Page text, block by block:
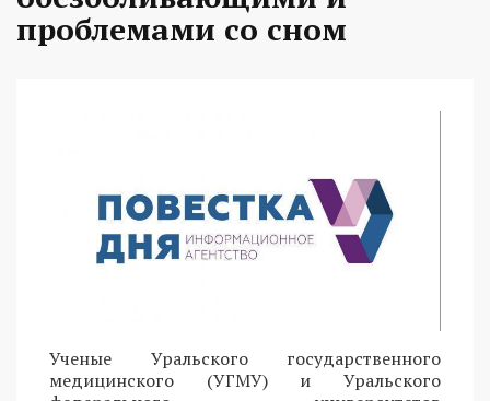
проблемами со сном
Ученые Уральского государственного
медицинского (УГМУ) и Уральского